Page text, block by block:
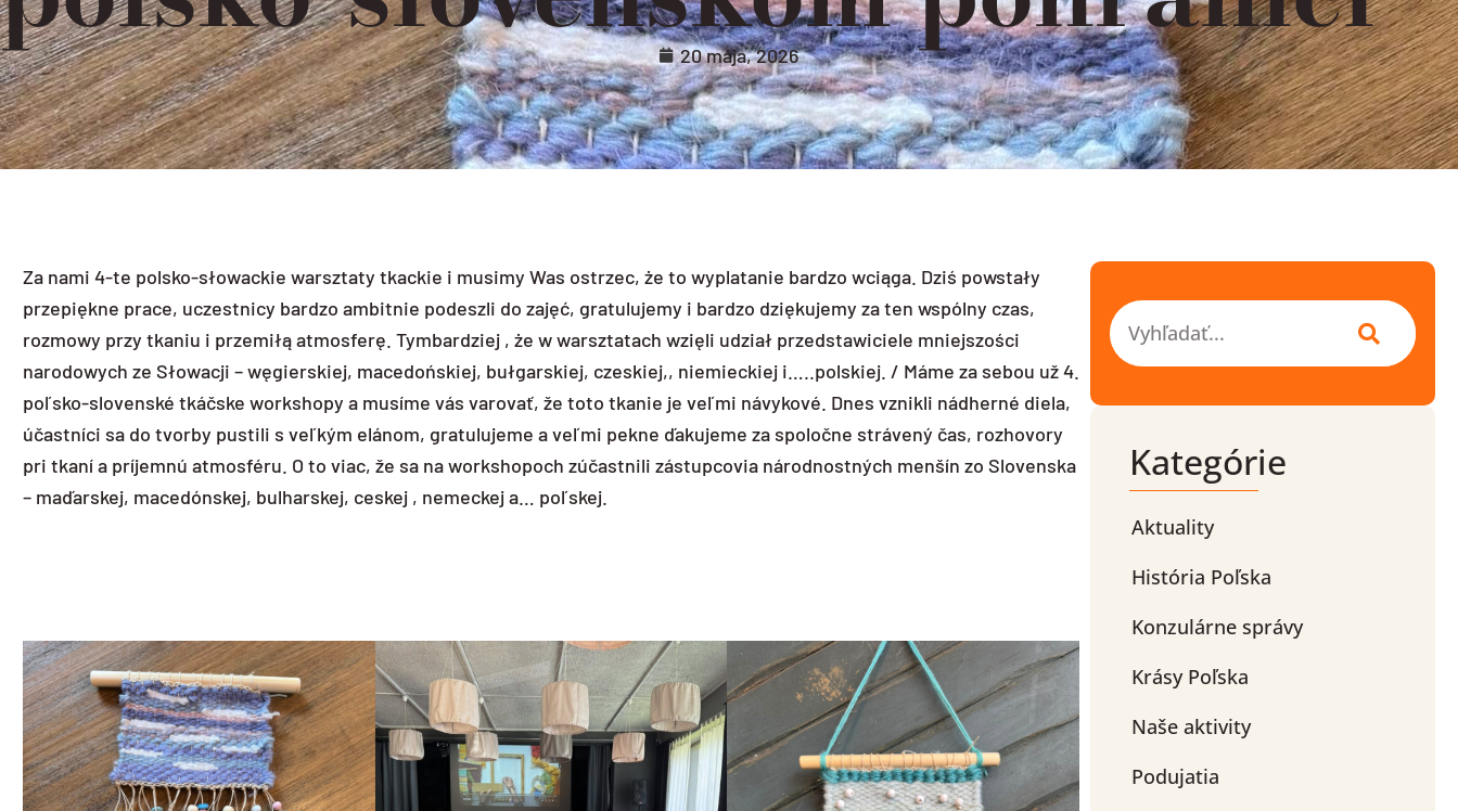
20 mája, 2026
Za nami 4-te polsko-słowackie warsztaty tkackie i musimy Was ostrzec, że to wyplatanie bardzo wciąga. Dziś powstały
przepiękne prace, uczestnicy bardzo ambitnie podeszli do zajęć, gratulujemy i bardzo dziękujemy za ten wspólny czas,
rozmowy przy tkaniu i przemiłą atmosferę. Tymbardziej , że w warsztatach wzięli udział przedstawiciele mniejszości
narodowych ze Słowacji – węgierskiej, macedońskiej, bułgarskiej, czeskiej,, niemieckiej i…..polskiej. / Máme za sebou už 4.
poľsko-slovenské tkáčske workshopy a musíme vás varovať, že toto tkanie je veľmi návykové. Dnes vznikli nádherné diela,
účastníci sa do tvorby pustili s veľkým elánom, gratulujeme a veľmi pekne ďakujeme za spoločne strávený čas, rozhovory
pri tkaní a príjemnú atmosféru. O to viac, že sa na workshopoch zúčastnili zástupcovia národnostných menšín zo Slovenska
– maďarskej, macedónskej, bulharskej, ceskej , nemeckej a… poľskej.
Vyhľadať
Kategórie
Aktuality
História Poľska
Konzulárne správy
Krásy Poľska
Naše aktivity
Podujatia